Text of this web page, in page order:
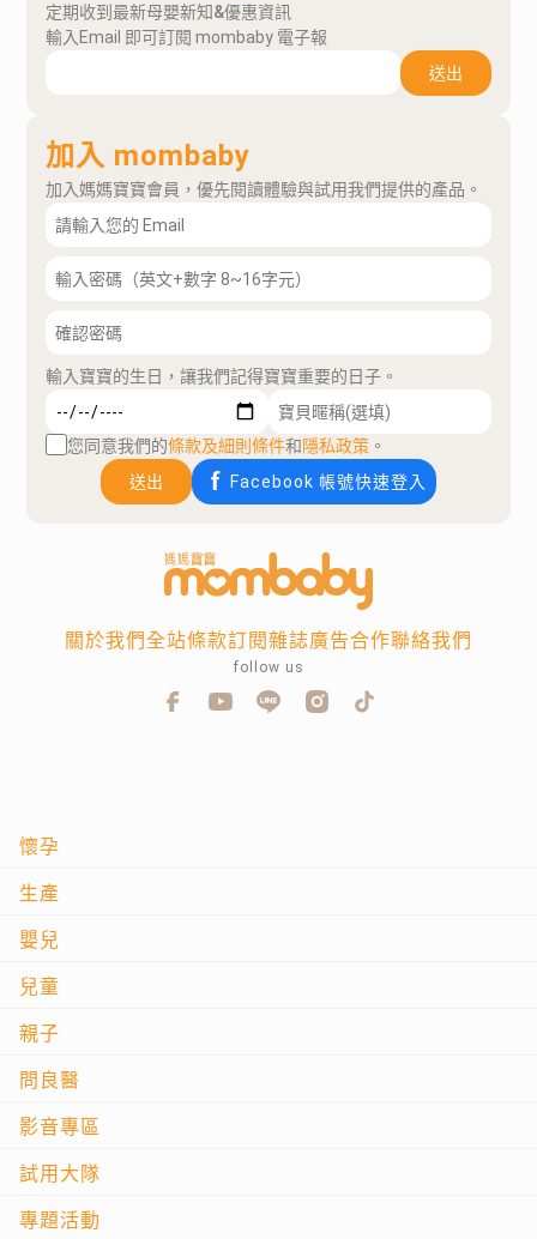
定期收到最新母嬰新知&優惠資訊
輸入Email 即可訂閱 mombaby 電子報
送出
加入 mombaby
加入媽媽寶寶會員，優先閱讀體驗與試用我們提供的產品。
輸入寶寶的生日，讓我們記得寶寶重要的日子。
您同意我們的條款及細則條件和隱私政策 。
送出
Facebook 帳號快速登入
懷孕
生產
嬰兒
兒童
親子
問良醫
影音專區
試用大隊
專題活動
關於我們全站條款訂閱雜誌廣告合作聯絡我們
follow us